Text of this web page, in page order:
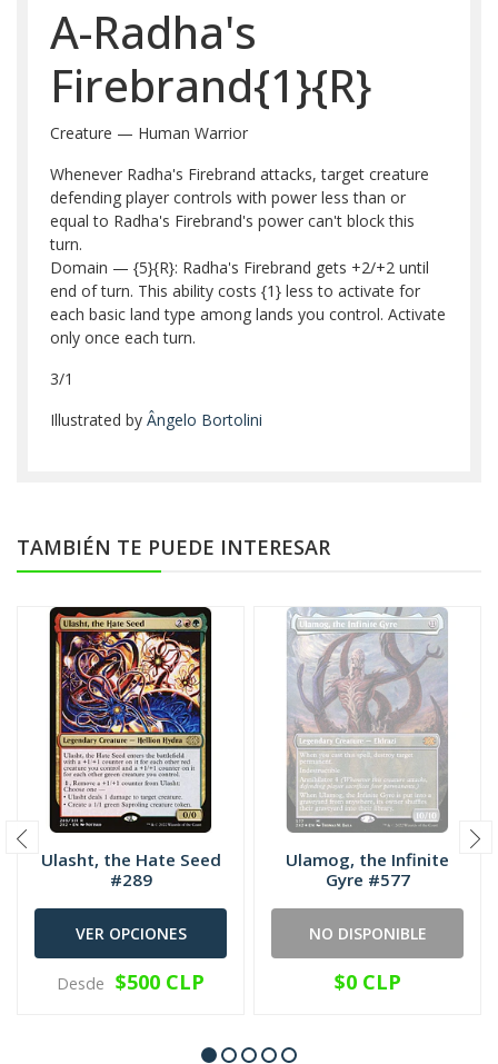
A-Radha's
Firebrand{1}{R}
Creature — Human Warrior
Whenever Radha's Firebrand attacks, target creature
defending player controls with power less than or
equal to Radha's Firebrand's power can't block this
turn.
Domain — {5}{R}: Radha's Firebrand gets +2/+2 until
end of turn. This ability costs {1} less to activate for
each basic land type among lands you control. Activate
only once each turn.
3/1
Illustrated by Ângelo Bortolini
TAMBIÉN TE PUEDE INTERESAR
Ulasht, the Hate Seed
#289
VER OPCIONES
Desde $500 CLP
Ulamog, the Infinite
Gyre #577
NO DISPONIBLE
$0 CLP